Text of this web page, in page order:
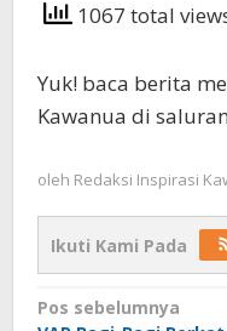
1067 total
Yuk! baca berita
Kawanua di saluran
oleh Redaksi Inspirasi
Ikuti Kami Pada
Navigasi
Pos sebelumnya